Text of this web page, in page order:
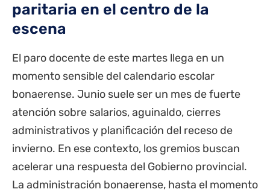
paritaria en el centro de la
escena
El paro docente de este martes llega en un
momento sensible del calendario escolar
bonaerense. Junio suele ser un mes de fuerte
atención sobre salarios, aguinaldo, cierres
administrativos y planificación del receso de
invierno. En ese contexto, los gremios buscan
acelerar una respuesta del Gobierno provincial.
La administración bonaerense, hasta el momento